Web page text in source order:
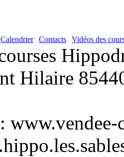
Calendrier Contacts Vidéos des
Hilaire
www.vendee-